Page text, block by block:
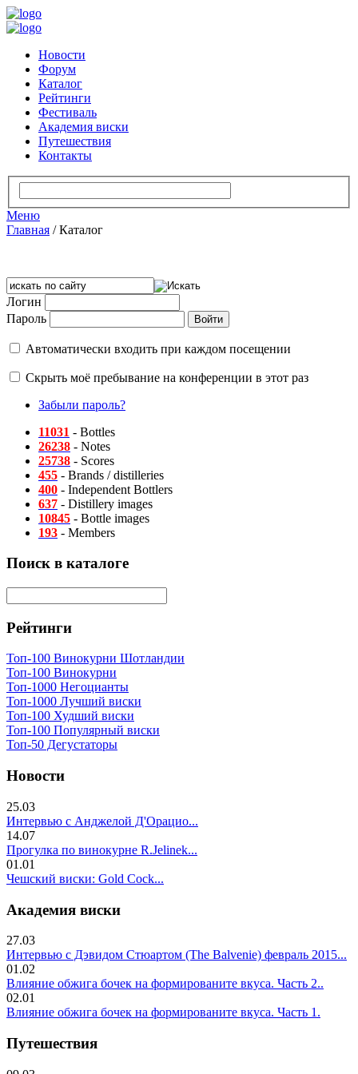
Новости
Форум
Каталог
Рейтинги
Фестиваль
Академия виски
Путешествия
Контакты
Меню
Главная /Каталог
Логин
Пароль
Автоматически входить при каждом посещении
Скрыть моё пребывание на конференции в этот раз
Забыли пароль?
11031 - Bottles
26238 - Notes
25738 - Scores
455 - Brands / distilleries
400 - Independent Bottlers
637 - Distillery images
10845 - Bottle images
193 - Members
Поиск в каталоге
Рейтинги
Топ-100 Винокурни Шотландии
Топ-100 Винокурни
Топ-1000 Негоцианты
Топ-1000 Лучший виски
Топ-100 Худший виски
Топ-100 Популярный виски
Топ-50 Дегустаторы
Новости
25.03
Интервью с Анджелой Д'Орацио...
14.07
Прогулка по винокурне R.Jelinek...
01.01
Чешский виски: Gold Cock...
Академия виски
27.03
Интервью с Дэвидом Стюартом (The Balvenie) февраль 2015...
01.02
Влияние обжига бочек на формированите вкуса. Часть 2..
02.01
Влияние обжига бочек на формированите вкуса. Часть 1.
Путешествия